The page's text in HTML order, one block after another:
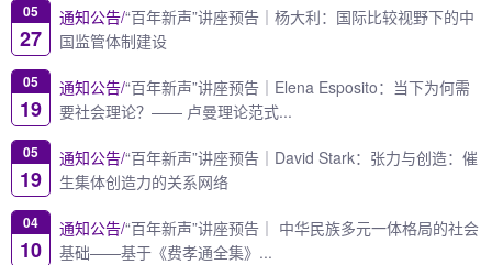
05
27
通知公告/“百年新声”讲座预告｜杨大利：国际比较视野下的中
国监管体制建设
05
19
通知公告/“百年新声”讲座预告｜Elena Esposito：当下为何需
要社会理论？—— 卢曼理论范式...
05
19
通知公告/“百年新声”讲座预告｜David Stark：张力与创造：催
生集体创造力的关系网络
04
10
通知公告/“百年新声”讲座预告｜ 中华民族多元一体格局的社会
基础——基于《费孝通全集》...